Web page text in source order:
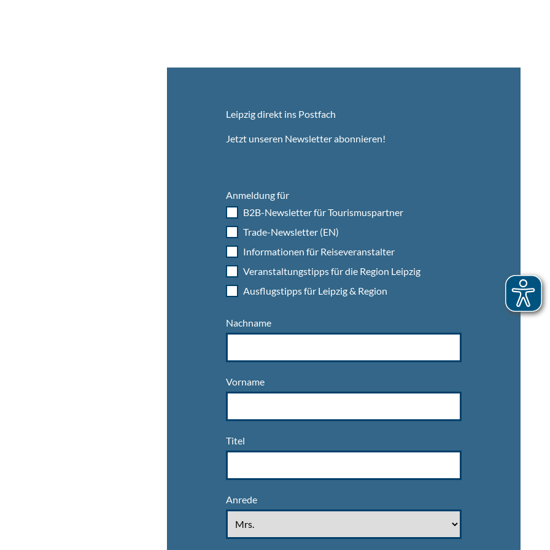
Leipzig direkt ins Postfach
Jetzt unseren Newsletter abonnieren!
Anmeldung für
B2B-Newsletter für Tourismuspartner
Trade-Newsletter (EN)
Informationen für Reiseveranstalter
Veranstaltungstipps für die Region Leipzig
Ausflugstipps für Leipzig & Region
Nachname
Vorname
Titel
Anrede